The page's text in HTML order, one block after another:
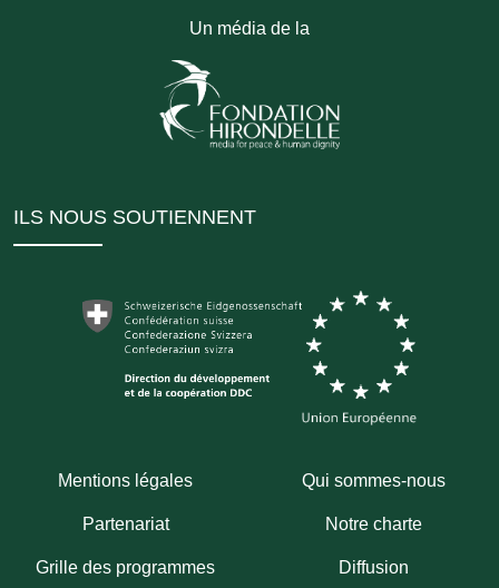
Un média de la
ILS NOUS SOUTIENNENT
Mentions légales Qui sommes-nous
Partenariat Notre charte
Grille des programmes Diffusion